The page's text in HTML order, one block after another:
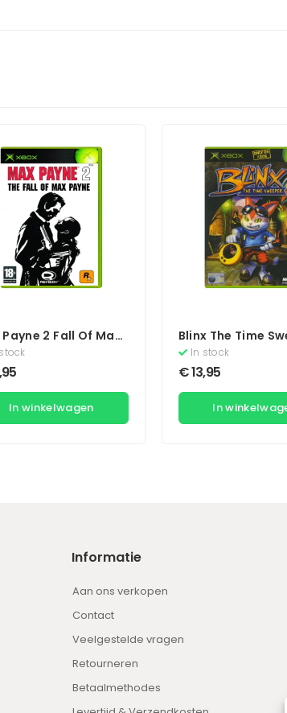
Payne 2 Fall Of Max
In winkelwagen
Blinx The Time
In stock
€13,95
In
Informatie
Aan ons verkopen
Contact
Veelgestelde vragen
Retourneren
Betaalmethodes